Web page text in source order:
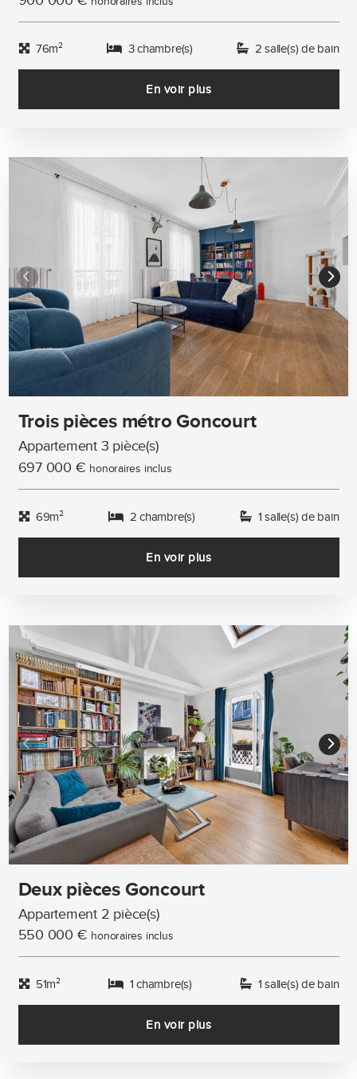
76m² 3 chambre(s) 2 salle(s) de bain
En voir plus
Trois pièces métro Goncourt
Appartement 3 pièce(s)
697 000 € honoraires inclus
69m² 2 chambre(s) 1 salle(s) de bain
En voir plus
Deux pièces Goncourt
Appartement 2 pièce(s)
550 000 € honoraires inclus
51m² 1 chambre(s) 1 salle(s) de bain
En voir plus